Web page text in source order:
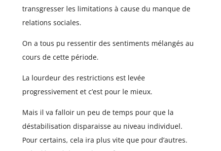
transgresser les limitations à cause du manque de
relations sociales.
On a tous pu ressentir des sentiments mélangés au
cours de cette période.
La lourdeur des restrictions est levée
progressivement et c’est pour le mieux.
Mais il va falloir un peu de temps pour que la
déstabilisation disparaisse au niveau individuel.
Pour certains, cela ira plus vite que pour d’autres.